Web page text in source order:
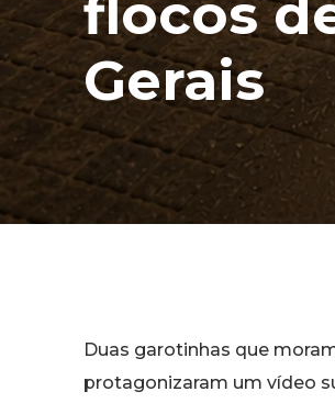
flocos
Gerais
Duas garotinhas que
protagonizaram um vídeo